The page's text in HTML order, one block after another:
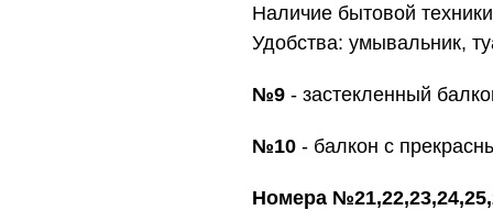
Наличие бытовой
Удобства: умывальник,
№9 - застекленный
№10 - балкон с
Номера